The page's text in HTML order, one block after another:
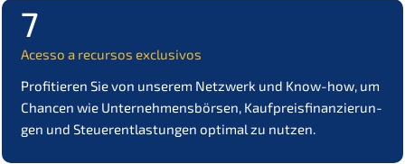
7
Acesso a recur­sos exclusivos
Profi­tie­ren Sie von unserem Netzwerk und Know-how, um
Chancen wie Unter­neh­mens­bör­sen, Kaufpreis­fi­nan­zie­run­
gen und Steuer­ent­las­tun­gen optimal zu nutzen.